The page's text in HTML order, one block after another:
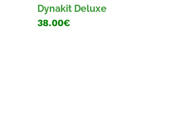
Dynakit Deluxe
38.00€